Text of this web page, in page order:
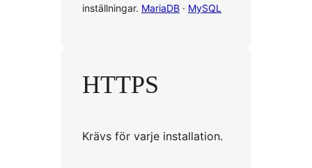
inställningar. MariaDB · MySQL
HTTPS
Krävs för varje installation.